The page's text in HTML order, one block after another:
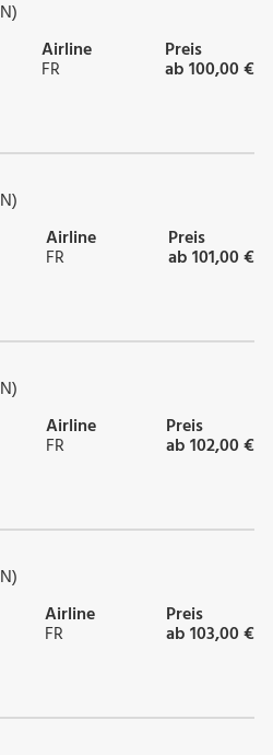
Airline
FR
Preis
ab 100,00 €
Airline
FR
Preis
ab 101,00 €
Airline
FR
Preis
ab 102,00 €
Airline
FR
Preis
ab 103,00 €